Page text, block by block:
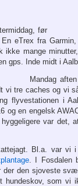
før
eTrex fra
ikke mange
gps. Inde midt i
Mandag
vi tre caches og vi
flyvestationen i
og en engelsk
var det,
Bl.a. var vi i
. I Fosdalen
der den sjoveste
hundeskov, som vi